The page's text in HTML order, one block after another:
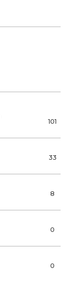
101
33
8
0
0